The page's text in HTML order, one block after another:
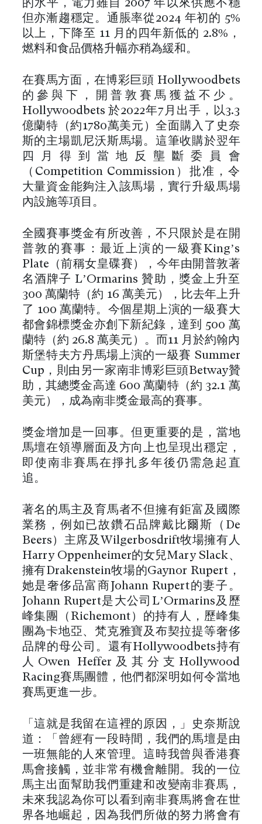
的水平，電力雖自 2007 年以來供應不穩
但亦漸趨穩定。通脹率從2024 年初的 5%
以上，下降至 11 月的四年新低的 2.8%，
燃料和食品價格升幅亦稍為緩和。
在賽馬方面，在博彩巨頭 Hollywoodbets
的參與下，開普敦賽馬獲益不少。
Hollywoodbets 於2022年7月出手，以3.3
億蘭特（約1780萬美元）全面購入了史奈
斯的主場凱尼沃斯馬場。這筆收購於翌年
四月得到當地反壟斷委員會
（Competition Commission）批准，令
大量資金能夠注入該馬場，實行升級馬場
內設施等項目。
全國賽事獎金有所改善，不只限於是在開
普敦的賽事：最近上演的一級賽King’s
Plate（前稱女皇碟賽），今年由開普敦著
名酒牌子 L’Ormarins 贊助，獎金上升至
300 萬蘭特（約 16 萬美元），比去年上升
了 100 萬蘭特。今個星期上演的一級賽大
都會錦標獎金亦創下新紀錄，達到 500 萬
蘭特（約 26.8 萬美元）。而11 月於約翰內
斯堡特夫方丹馬場上演的一級賽 Summer
Cup，則由另一家南非博彩巨頭Betway贊
助，其總獎金高達 600 萬蘭特（約 32.1 萬
美元），成為南非獎金最高的賽事。
獎金增加是一回事。但更重要的是，當地
馬壇在領導層面及方向上也呈現出穩定，
即使南非賽馬在掙扎多年後仍需急起直
追。
著名的馬主及育馬者不但擁有鉅富及國際
業務，例如已故鑽石品牌戴比爾斯（De
Beers）主席及Wilgerbosdrift牧場擁有人
Harry Oppenheimer的女兒Mary Slack、
擁有Drakenstein牧場的Gaynor Rupert，
她是奢侈品富商Johann Rupert的妻子。
Johann Rupert是大公司L’Ormarins及歷
峰集團（Richemont）的持有人，歷峰集
團為卡地亞、梵克雅寶及布契拉提等奢侈
品牌的母公司。還有Hollywoodbets持有
人Owen Heffer及其分支Hollywood
Racing賽馬團體，他們都深明如何令當地
賽馬更進一步。
「這就是我留在這裡的原因，」史奈斯說
道：「曾經有一段時間，我們的馬壇是由
一班無能的人來管理。這時我曾與香港賽
馬會接觸，並非常有機會離開。我的一位
馬主出面幫助我們重建和改變南非賽馬，
未來我認為你可以看到南非賽馬將會在世
界各地崛起，因為我們所做的努力將會有